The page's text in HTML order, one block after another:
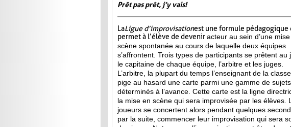
Prêt pas prêt, j’y vais!
LaLigue d’improvisationest une formule pédagogique
permet à l’élève de deveniracteur au sein d’une
scène spontanée au cours de laquelle deux équipes
s’affrontent. Trois types de participants se prêtent au
le capitaine de chaque équipe, l’arbitre et les juges.
L’arbitre, la plupart du temps l’enseignant de la
pige au hasard une carte parmi une gamme de sujets
déterminés à l’avance. Cette carte est la ligne
la mise en scène qui sera improvisée par les élèves.
joueurs se concertent alors pendant quelques
par la suite, commencer leur improvisation qui sera